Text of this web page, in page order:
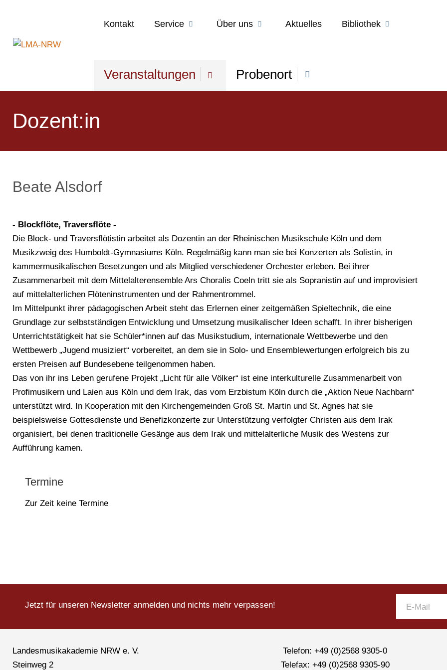
Kontakt Service Über uns Aktuelles Bibliothek
Veranstaltungen Probenort
Dozent:in
Beate Alsdorf
- Blockflöte, Traversflöte -
Die Block- und Traversflötistin arbeitet als Dozentin an der Rheinischen Musikschule Köln und dem
Musikzweig des Humboldt-Gymnasiums Köln. Regelmäßig kann man sie bei Konzerten als Solistin, in
kammermusikalischen Besetzungen und als Mitglied verschiedener Orchester erleben. Bei ihrer
Zusammenarbeit mit dem Mittelalterensemble Ars Choralis Coeln tritt sie als Sopranistin auf und improvisiert
auf mittelalterlichen Flöteninstrumenten und der Rahmentrommel.
Im Mittelpunkt ihrer pädagogischen Arbeit steht das Erlernen einer zeitgemäßen Spieltechnik, die eine
Grundlage zur selbstständigen Entwicklung und Umsetzung musikalischer Ideen schafft. In ihrer bisherigen
Unterrichtstätigkeit hat sie Schüler*innen auf das Musikstudium, internationale Wettbewerbe und den
Wettbewerb „Jugend musiziert“ vorbereitet, an dem sie in Solo- und Ensemblewertungen erfolgreich bis zu
ersten Preisen auf Bundesebene teilgenommen haben.
Das von ihr ins Leben gerufene Projekt „Licht für alle Völker“ ist eine interkulturelle Zusammenarbeit von
Profimusikern und Laien aus Köln und dem Irak, das vom Erzbistum Köln durch die „Aktion Neue Nachbarn“
unterstützt wird. In Kooperation mit den Kirchengemeinden Groß St. Martin und St. Agnes hat sie
beispielsweise Gottesdienste und Benefizkonzerte zur Unterstützung verfolgter Christen aus dem Irak
organisiert, bei denen traditionelle Gesänge aus dem Irak und mittelalterliche Musik des Westens zur
Aufführung kamen.
Termine
Zur Zeit keine Termine
Jetzt für unseren Newsletter anmelden und nichts mehr verpassen!
Landesmusikakademie NRW e. V.
Steinweg 2
Telefon: +49 (0)2568 9305-0
Telefax: +49 (0)2568 9305-90